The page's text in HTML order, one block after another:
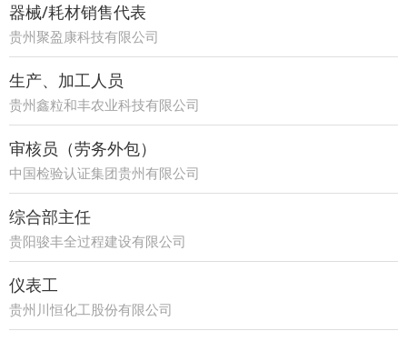
器械/耗材销售代表
贵州聚盈康科技有限公司
生产、加工人员
贵州鑫粒和丰农业科技有限公司
审核员（劳务外包）
中国检验认证集团贵州有限公司
综合部主任
贵阳骏丰全过程建设有限公司
仪表工
贵州川恒化工股份有限公司